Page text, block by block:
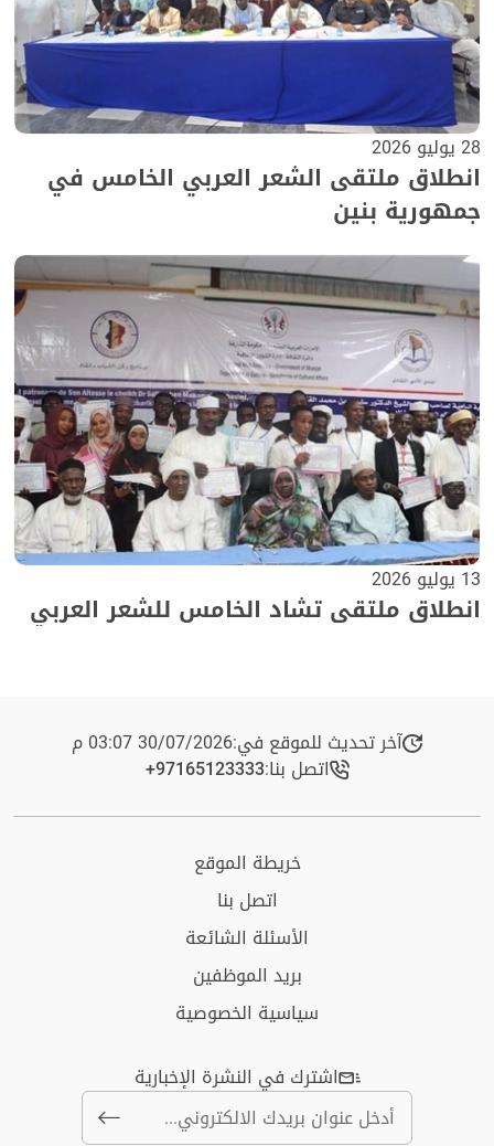
28 يوليو 2026
انطلاق ملتقى الشعر العربي الخامس في
جمهورية بنين
13 يوليو 2026
انطلاق ملتقى تشاد الخامس للشعر العربي
آخر تحديث للموقع في:30/07/2026 03:07 م
اتصل بنا:+97165123333​
خريطة الموقع
اتصل بنا
الأسئلة الشائعة
بريد الموظفين
سياسية الخصوصية
اشترك في النشرة الإخبارية